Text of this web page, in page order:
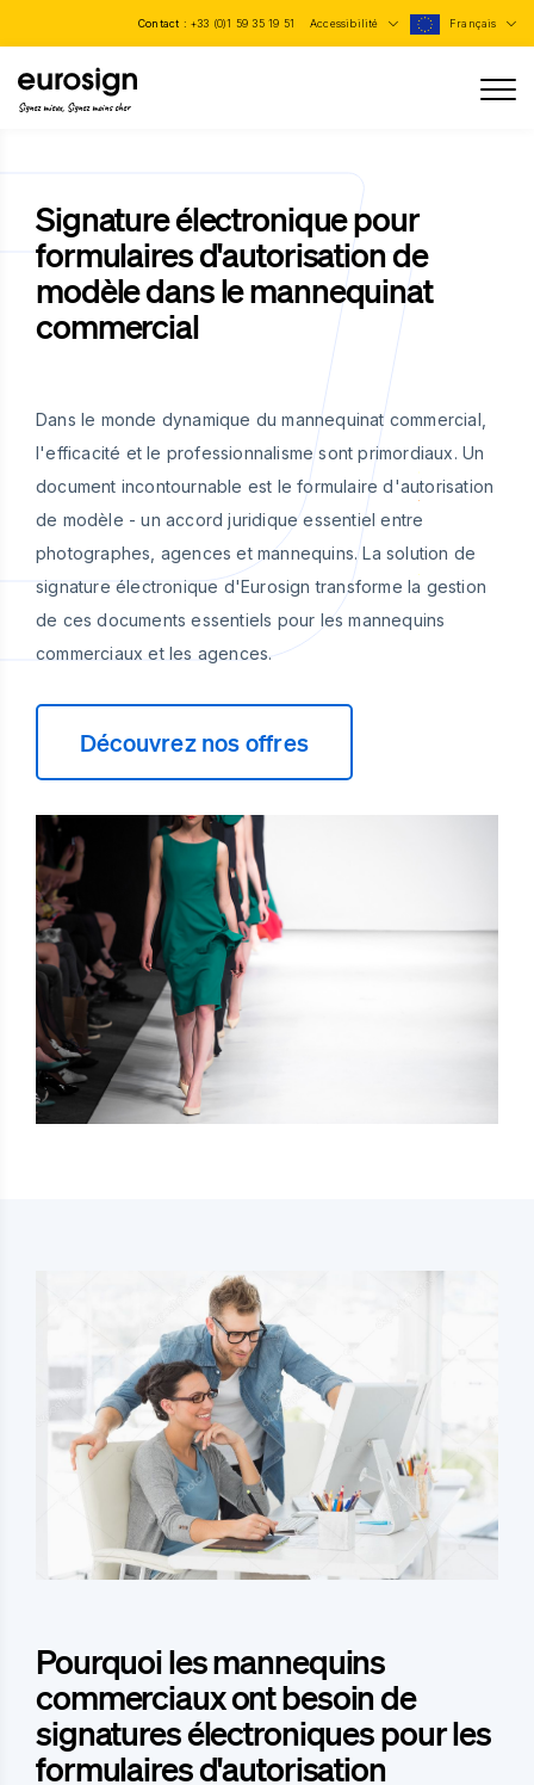
Contact : +33 (0)1 59 35 19 51 Accessibilité Français
Signez mieux, Signez moins cher
Signature électronique pour
formulaires d'autorisation de
modèle dans le mannequinat
commercial
Dans le monde dynamique du mannequinat commercial,
l'efficacité et le professionnalisme sont primordiaux. Un
document incontournable est le formulaire d'autorisation
de modèle - un accord juridique essentiel entre
photographes, agences et mannequins. La solution de
signature électronique d'Eurosign transforme la gestion
de ces documents essentiels pour les mannequins
commerciaux et les agences.
Découvrez nos offres
Pourquoi les mannequins
commerciaux ont besoin de
signatures électroniques pour les
formulaires d'autorisation